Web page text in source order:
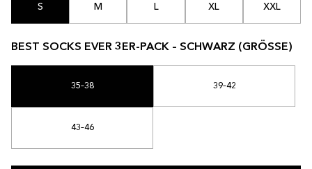
S M L XL XXL
BEST SOCKS EVER 3ER-PACK – SCHWARZ (GRÖSSE)
35–38 39–42
43–46